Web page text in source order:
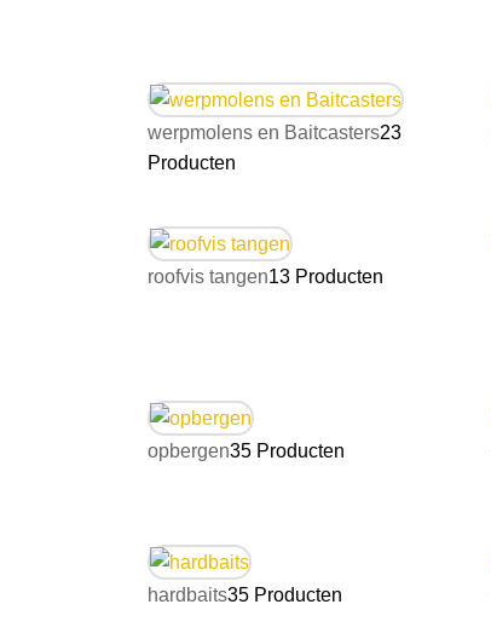
werpmolens en Baitcasters23
Producten
roofvis tangen13 Producten
opbergen35 Producten
hardbaits35 Producten